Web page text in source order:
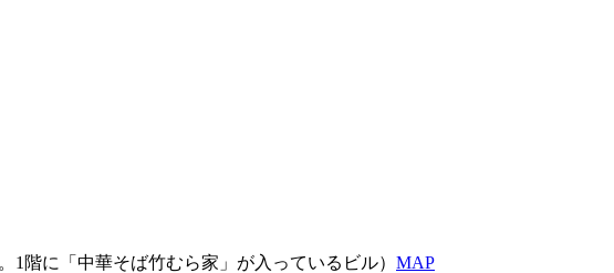
階に「中華そば竹むら家」が入っているビル） MAP